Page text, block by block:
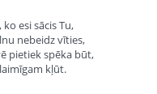
ko esi sācis Tu,
nebeidz vīties,
pietiek spēka būt,
kļūt.